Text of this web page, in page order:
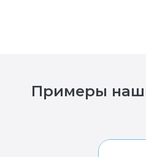
Примеры